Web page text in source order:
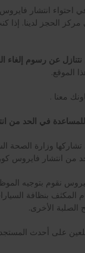
انتشار فايروس
الحجز لدينا. إذا
عن رسوم إلغاء
الموقع.
معنا .
في الحد من
وزارة الصحة
من انتشار فايروس
نقوم بتوجيه
المكثف بنظافة
الصلبة الأخرى.
على أحدث